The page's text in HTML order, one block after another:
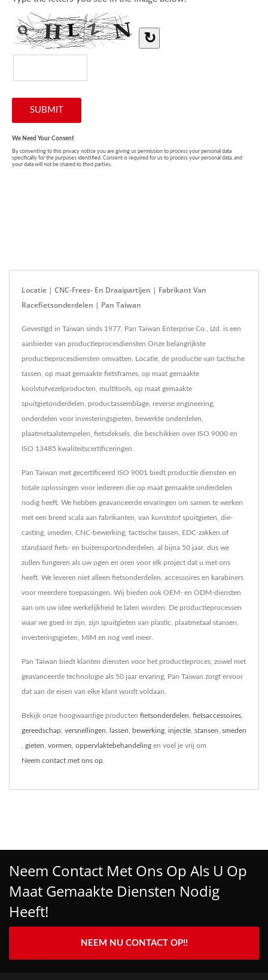
Locatie | CNC-Frees- En Draaipartijen | Fabrikant Van
Racefietsonderdelen | Pan Taiwan
Gevestigd in Taiwan sinds 1977, Pan Taiwan Enterprise Co., Ltd. is een
aanbieder van productieprocesdiensten.Onze belangrijkste
productieprocesdiensten omvatten, Locatie, de productie van tactische
tassen, op maat gemaakte fietsframes, op maat gemaakte
koolstofvezelproducten, multitools, op maat gemaakte
spuitgietonderdelen, productassemblage, reverse engineering,
onderdelen voor investeringsgieten, bewerkte onderdelen,
plaatmetaalstempelen, fietsdeksels, die beschikken over ISO 9000 en
ISO 13485 kwaliteitscertificeringen.
Pan Taiwan met gecertificeerd ISO 9001 biedt productie diensten en
totale oplossingen voor iedereen die op maat gemaakte onderdelen
nodig heeft. We hebben geavanceerde ervaringen om samen te werken
met een breed scala aan fabrikanten, van kunststof spuitgieten, die-
casting, smeden, CNC-bewerking, tactische tassen, EDC-zakken of
standaard fiets- en buitensportonderdelen, al bijna 50 jaar, dus we
zullen fungeren als uw ogen en oren voor elk project dat u met ons
heeft. We leveren niet alleen fietsonderdelen, accessoires en karabiners
voor meerdere toepassingen. Wij bieden ook OEM- en ODM-diensten
aan om uw idee werkelijkheid te laten worden. De productieprocessen
waar we goed in zijn, zijn spuitgieten van plastic, plaatmetaal stansen,
investeringsgieten, MIM en nog veel meer.
Pan Taiwan biedt klanten diensten voor het productieproces, zowel met
geavanceerde technologie als 50 jaar ervaring, Pan Taiwan zorgt ervoor
dat aan de eisen van elke klant wordt voldaan.
Bekijk onze hoogwaardige producten fietsonderdelen, fietsaccessoires,
gereedschap, versnellingen, lassen, bewerking, injectie, stansen, smeden
, gieten, vormen, oppervlaktebehandeling en voel je vrij om
Neem contact met ons op.
Neem Contact Met Ons Op Als U Op
Maat Gemaakte Diensten Nodig
Heeft!
NEEM NU CONTACT OP!!